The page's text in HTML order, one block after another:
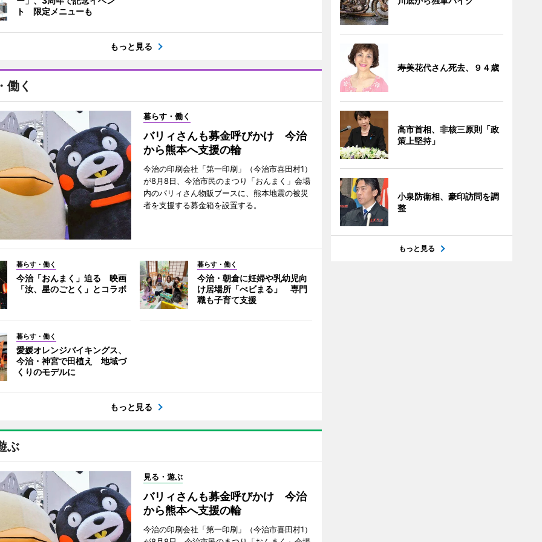
ト 限定メニューも
もっと見る
働く
暮らす・働く
バリィさんも募金呼びかけ 今治
から熊本へ支援の輪
今治の印刷会社「第一印刷」（今治市喜田村1）
が8月8日、今治市民のまつり「おんまく」会場
内のバリィさん物販ブースに、熊本地震の被災
者を支援する募金箱を設置する。
暮らす・働く
今治「おんまく」迫る 映画
「汝、星のごとく」とコラボ
暮らす・働く
今治・朝倉に妊婦や乳幼児向
け居場所「べビまる」 専門
職も子育て支援
暮らす・働く
愛媛オレンジバイキングス、
今治・神宮で田植え 地域づ
くりのモデルに
もっと見る
ぶ
見る・遊ぶ
バリィさんも募金呼びかけ 今治
から熊本へ支援の輪
今治の印刷会社「第一印刷」（今治市喜田村1）
寿美花代さん死去、９４歳
高市首相、非核三原則「政
策上堅持」
小泉防衛相、豪印訪問を調
整
もっと見る